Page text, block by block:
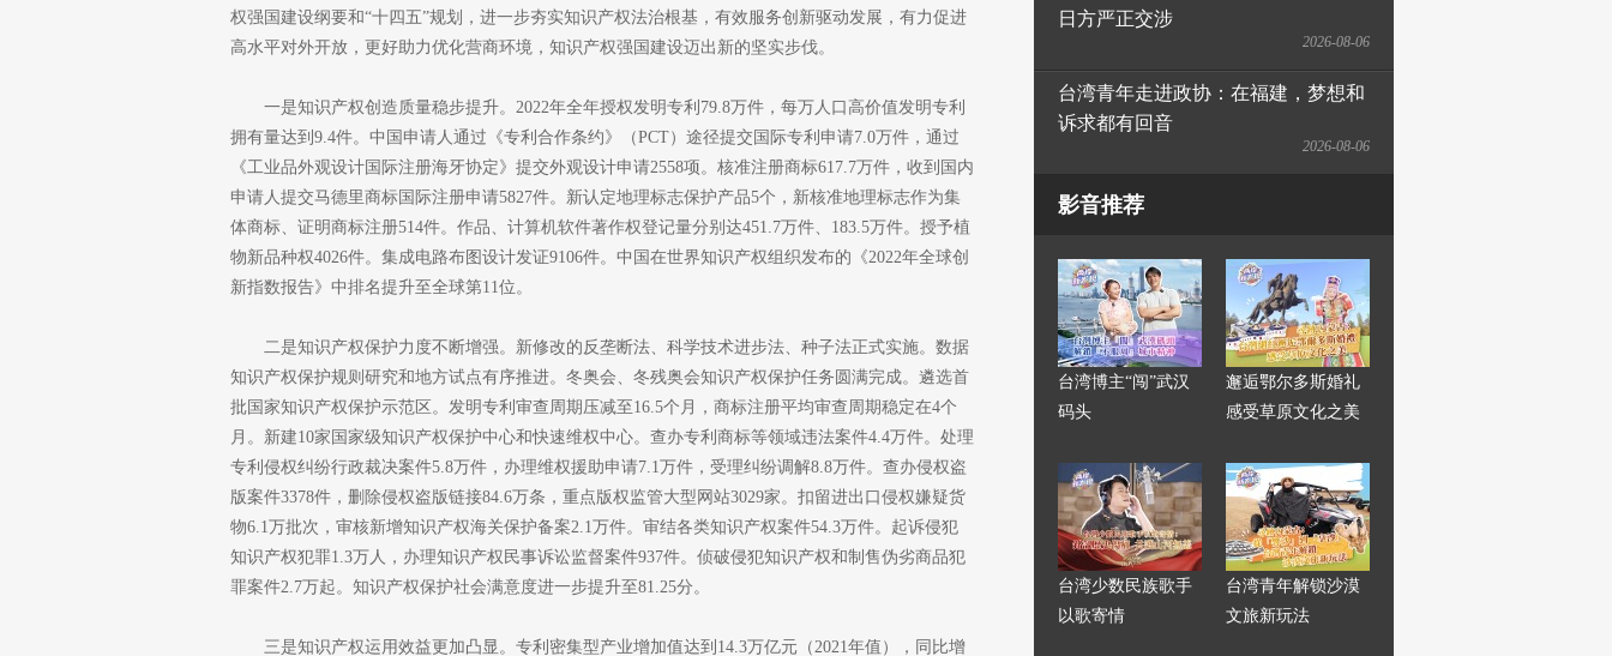
权强国建设纲要和“十四五”规划，进一步夯实知识产权法治根基，有效服务创新驱动发展，有力促进
高水平对外开放，更好助力优化营商环境，知识产权强国建设迈出新的坚实步伐。
一是知识产权创造质量稳步提升。2022年全年授权发明专利79.8万件，每万人口高价值发明专利
拥有量达到9.4件。中国申请人通过《专利合作条约》（PCT）途径提交国际专利申请7.0万件，通过
《工业品外观设计国际注册海牙协定》提交外观设计申请2558项。核准注册商标617.7万件，收到国内
申请人提交马德里商标国际注册申请5827件。新认定地理标志保护产品5个，新核准地理标志作为集
体商标、证明商标注册514件。作品、计算机软件著作权登记量分别达451.7万件、183.5万件。授予植
物新品种权4026件。集成电路布图设计发证9106件。中国在世界知识产权组织发布的《2022年全球创
新指数报告》中排名提升至全球第11位。
二是知识产权保护力度不断增强。新修改的反垄断法、科学技术进步法、种子法正式实施。数据
知识产权保护规则研究和地方试点有序推进。冬奥会、冬残奥会知识产权保护任务圆满完成。遴选首
批国家知识产权保护示范区。发明专利审查周期压减至16.5个月，商标注册平均审查周期稳定在4个
月。新建10家国家级知识产权保护中心和快速维权中心。查办专利商标等领域违法案件4.4万件。处理
专利侵权纠纷行政裁决案件5.8万件，办理维权援助申请7.1万件，受理纠纷调解8.8万件。查办侵权盗
版案件3378件，删除侵权盗版链接84.6万条，重点版权监管大型网站3029家。扣留进出口侵权嫌疑货
物6.1万批次，审核新增知识产权海关保护备案2.1万件。审结各类知识产权案件54.3万件。起诉侵犯
知识产权犯罪1.3万人，办理知识产权民事诉讼监督案件937件。侦破侵犯知识产权和制售伪劣商品犯
罪案件2.7万起。知识产权保护社会满意度进一步提升至81.25分。
三是知识产权运用效益更加凸显。专利密集型产业增加值达到14.3万亿元（2021年值），同比增
日方严正交涉
2026-08-06
台湾青年走进政协：在福建，梦想和
诉求都有回音
2026-08-06
影音推荐
台湾博主“闯”武汉
码头
邂逅鄂尔多斯婚礼
感受草原文化之美
台湾少数民族歌手
以歌寄情
台湾青年解锁沙漠
文旅新玩法